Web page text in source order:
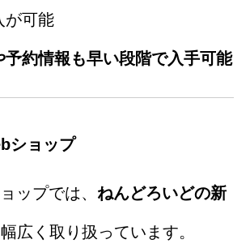
が可能
予約情報も早い段階で入手可能
ショップ
ップでは、 ねんどろいどの新
広く取り扱っています。